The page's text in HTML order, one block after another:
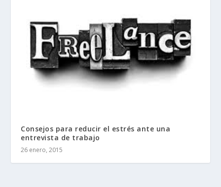
Consejos para reducir el estrés ante una
entrevista de trabajo
26 enero, 2015